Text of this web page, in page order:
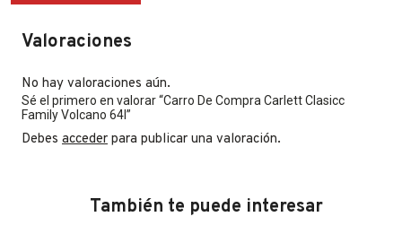
Valoraciones
No hay valoraciones aún.
Sé el primero en valorar “Carro De Compra Carlett Clasicc
Family Volcano 64l”
Debes acceder para publicar una valoración.
También te puede interesar